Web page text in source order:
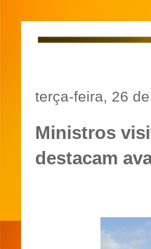
terça-feira, 26
Ministros
destacam